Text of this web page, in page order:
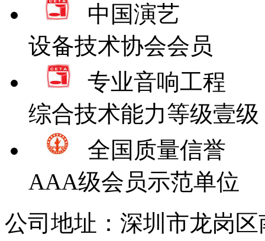
中国演艺
设备技术协会会员
专业音响工程
综合技术能力等级壹级
全国质量信誉
AAA级会员示范单位
公司地址：深圳市龙岗